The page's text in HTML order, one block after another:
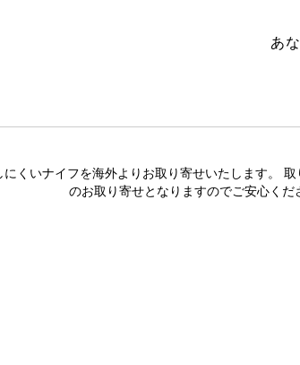
あ
くいナイフを海外よりお取り寄せいたします。
のお取り寄せとなりますのでご安心くだ